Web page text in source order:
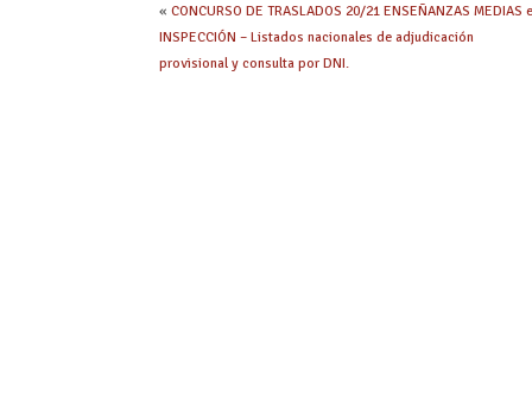
«CONCURSO DE TRASLADOS 20/21 ENSEÑANZAS MEDIAS
INSPECCIÓN – Listados nacionales de adjudicación
provisional y consulta por DNI.